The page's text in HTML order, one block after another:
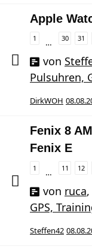
Apple
1 … 30 31
von
Pulsuhren,
DirkWOH
Fenix 8
Fenix E
1 … 11 12
von ruca,
GPS,
Steffen42